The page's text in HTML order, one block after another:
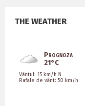
THE WEATHER
Prognoza
21°C
Vântul: 15 km/h N
Rafale de vânt: 50 km/h